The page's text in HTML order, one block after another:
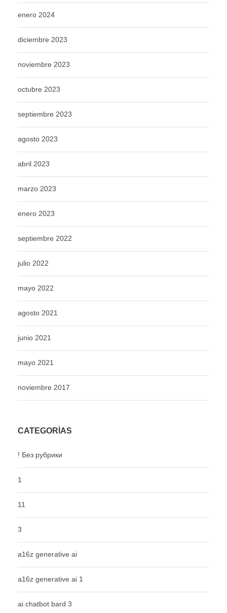
enero 2024
diciembre 2023
noviembre 2023
octubre 2023
septiembre 2023
agosto 2023
abril 2023
marzo 2023
enero 2023
septiembre 2022
julio 2022
mayo 2022
agosto 2021
junio 2021
mayo 2021
noviembre 2017
CATEGORÍAS
! Без рубрики
1
11
3
a16z generative ai
a16z generative ai 1
ai chatbot bard 3